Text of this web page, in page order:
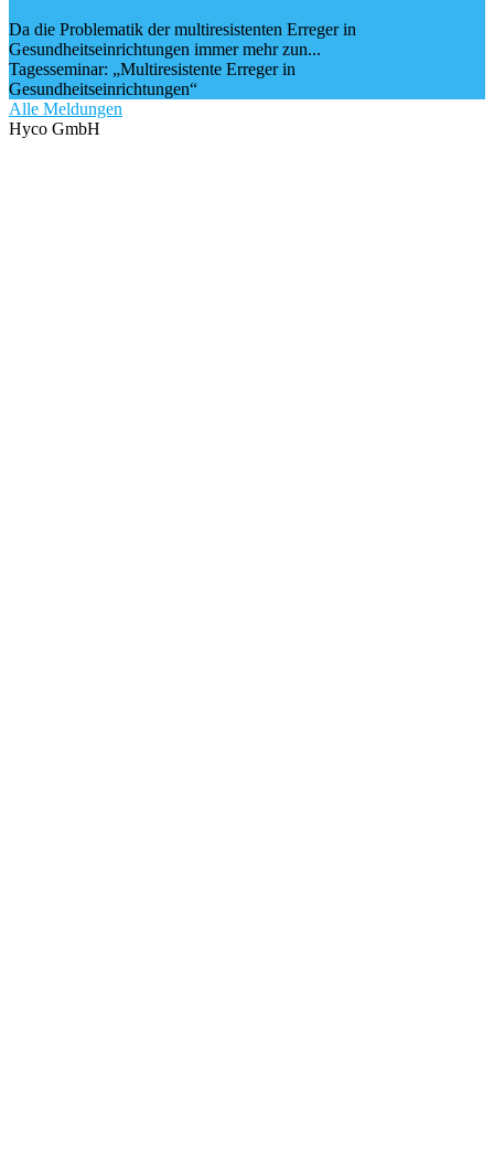
Da die Problematik der multiresistenten Erreger in
Gesundheitseinrichtungen immer mehr zun...
Tagesseminar: „Multiresistente Erreger in
Gesundheitseinrichtungen“
Alle Meldungen
Hyco GmbH